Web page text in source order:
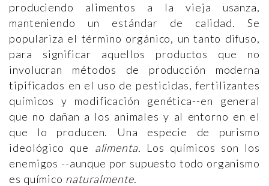
produciendo alimentos a la vieja usanza,
manteniendo un estándar de calidad. Se
populariza el término orgánico, un tanto difuso,
para significar aquellos productos que no
involucran métodos de producción moderna
tipificados en el uso de pesticidas, fertilizantes
químicos y modificación genética--en general
que no dañan a los animales y al entorno en el
que lo producen. Una especie de purismo
ideológico que alimenta. Los químicos son los
enemigos --aunque por supuesto todo organismo
es químico naturalmente.